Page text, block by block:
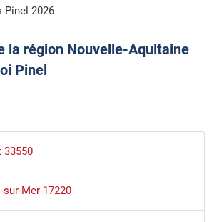
Pinel 2026
la région Nouvelle-Aquitaine
Pinel
33550
Mer 17220